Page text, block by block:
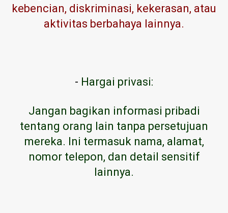
kebencian, diskriminasi, kekerasan, atau
aktivitas berbahaya lainnya.
- Hargai privasi:
Jangan bagikan informasi pribadi
tentang orang lain tanpa persetujuan
mereka. Ini termasuk nama, alamat,
nomor telepon, dan detail sensitif
lainnya.